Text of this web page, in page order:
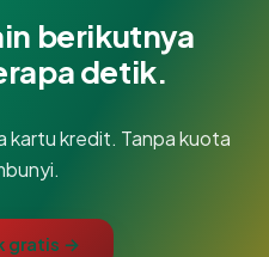
berikutnya
detik.
kartu kredit. Tanpa kuota
gratis →